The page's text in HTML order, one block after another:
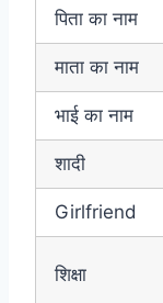
पिता का नाम
माता का नाम
भाई का नाम
शादी
Girlfriend
शिक्षा